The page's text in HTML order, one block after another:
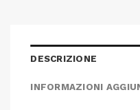
DESCRIZIONE
INFORMAZIONI